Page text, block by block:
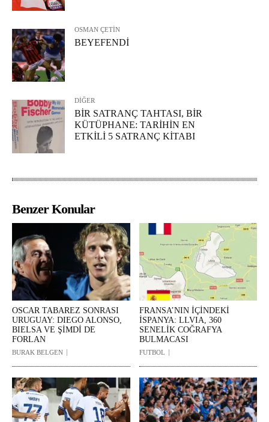
OSMAN ÇETİN
BEYEFENDİ
DİĞER
BİR SATRANÇ TAHTASI, BİR
KÜTÜPHANE: TARİHİN EN
ETKİLİ 5 SATRANÇ KİTABI
Benzer Konular
OSCAR TABAREZ SONRASI
URUGUAY: DIEGO ALONSO,
BIELSA VE ŞİMDİ DE
FORLAN
BURAK BELGEN
FRANSA’NIN İÇİNDEKİ
İSPANYA: LLVIA, 360
SENELİK COĞRAFYA
BULMACASI
FUTBOL